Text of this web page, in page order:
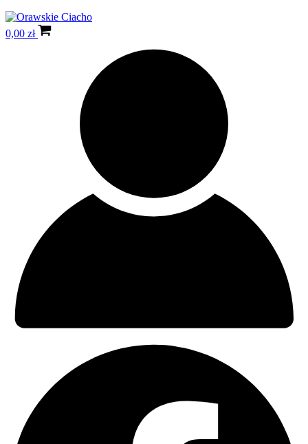
0,00 zł